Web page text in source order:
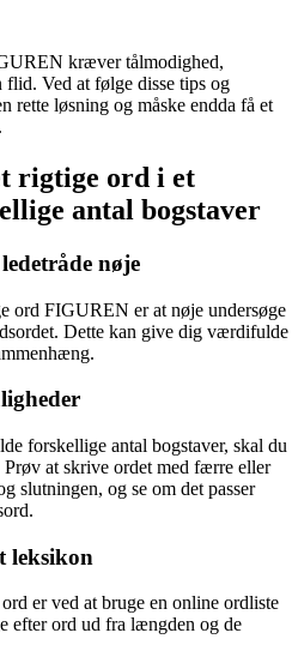
kræver tålmodighed,
Ved at følge disse tips og
rette løsning og måske endda få et
rigtige ord i et
antal bogstaver
nøje
ord FIGUREN er at nøje undersøge
Dette kan give dig værdifulde
forskellige antal bogstaver, skal du
at skrive ordet med færre eller
slutningen, og se om det passer
leksikon
er ved at bruge en online ordliste
efter ord ud fra længden og de